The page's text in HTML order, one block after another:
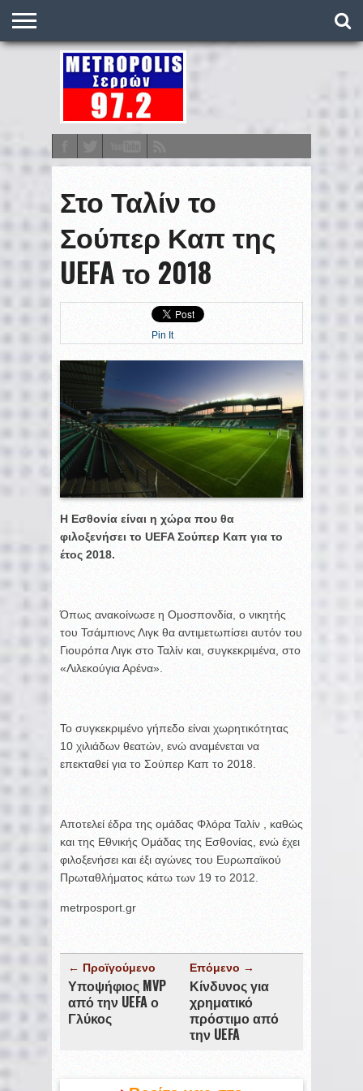
ΣΤΑΘΜΌΣ
METRONEWS
ΠΟΔΌΣΦΑΙΡΟ
ΒΑΘΜΟΛΟΓΊΕΣ
ΠΡΟΓΡΆΜΜΑΤΑ
ΣΤΟΊΧΗΜΑ
ΕΠΙΚΟΙΝΩΝΊΑ
Στο Ταλίν το
Σούπερ Καπ της
UEFA το 2018
Pin It
Η Εσθονία είναι η χώρα που θα
φιλοξενήσει το UEFA Σούπερ Καπ για το
έτος 2018.
Όπως ανακοίνωσε η Ομοσπονδία, ο νικητής
του Τσάμπιονς Λιγκ θα αντιμετωπίσει αυτόν του
Γιουρόπα Λιγκ στο Ταλίν και, συγκεκριμένα, στο
«Λιλεκούγια Αρένα».
Το συγκεκριμένο γήπεδο είναι χωρητικότητας
10 χιλιάδων θεατών, ενώ αναμένεται να
επεκταθεί για το Σούπερ Καπ το 2018.
Αποτελεί έδρα της ομάδας Φλόρα Ταλίν , καθώς
και της Εθνικής Ομάδας της Εσθονίας, ενώ έχει
φιλοξενήσει και έξι αγώνες του Ευρωπαϊκού
Πρωταθλήματος κάτω των 19 το 2012.
metrposport.gr
← Προϊγούμενο
Υποψήφιος MVP
από την UEFA ο
Γλύκος
Επόμενο →
Κίνδυνος για
χρηματικό
πρόστιμο από
την UEFA